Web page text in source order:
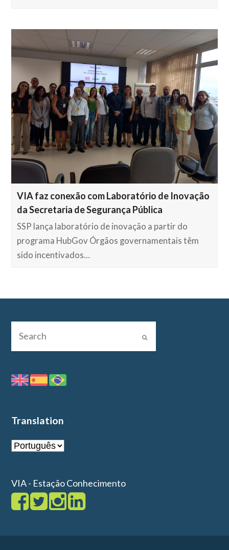
VIA faz conexão com Laboratório de Inovação
da Secretaria de Segurança Pública
SSP lança laboratório de inovação a partir do
programa HubGov Órgãos governamentais têm
sido incentivados…
Translation
VIA - Estação Conhecimento